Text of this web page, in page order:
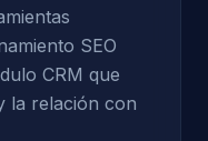
SEO
CRM que
la relación con